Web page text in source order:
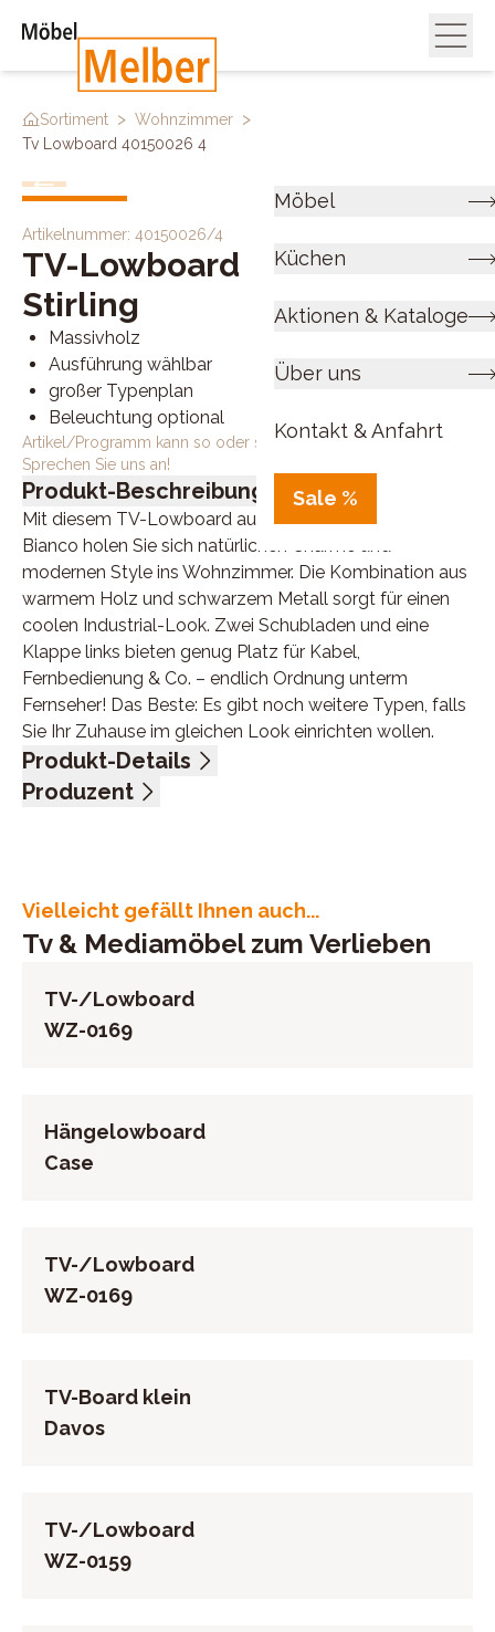
Möbel
Küchen
Aktionen & Kataloge
Über uns
Kontakt & Anfahrt
Sale %
Sortiment > Wohnzimmer >
Tv Lowboard 40150026 4
Artikelnummer: 40150026/4
TV-Lowboard
Stirling
Massivholz
Ausführung wählbar
großer Typenplan
Beleuchtung optional
Artikel/Programm kann so oder so ähnlich bestellt werden.
Sprechen Sie uns an!
Produkt-Beschreibung
Mit diesem TV-Lowboard aus massiver Wildeiche
Bianco holen Sie sich natürlichen Charme und
modernen Style ins Wohnzimmer. Die Kombination aus
warmem Holz und schwarzem Metall sorgt für einen
coolen Industrial-Look. Zwei Schubladen und eine
Klappe links bieten genug Platz für Kabel,
Fernbedienung & Co. – endlich Ordnung unterm
Fernseher! Das Beste: Es gibt noch weitere Typen, falls
Sie Ihr Zuhause im gleichen Look einrichten wollen.
Produkt-Details
Wildeiche Bianco massiv, Metall schwarz, 2
Produzent
UID (Umsatzsteuer-Identifikationsnummer): DK
Vielleicht gefällt Ihnen auch...
Tv & Mediamöbel zum Verlieben
TV-/Lowboard
WZ-0169
Hängelowboard
Case
TV-/Lowboard
WZ-0169
TV-Board klein
Davos
TV-/Lowboard
WZ-0159